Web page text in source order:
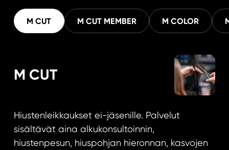
M CUT M CUT MEMBER M COLOR
M CUT
Hiustenleikkaukset ei-jäsenille. Palvelut
sisältävät aina alkukonsultoinnin,
hiustenpesun, hiuspohjan hieronnan, kasvojen